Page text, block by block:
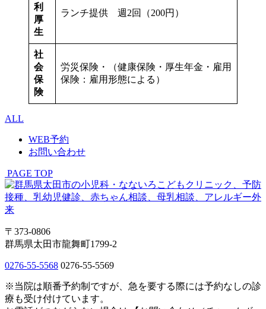
利
厚
生
ランチ提供 週2回（200円）
社
会
保
険
労災保険・（健康保険・厚生年金・雇用
保険：雇用形態による）
ALL
WEB予約
お問い合わせ
PAGE TOP
〒373-0806
群馬県太田市龍舞町1799-2
0276-55-5568 0276-55-5569
※当院は順番予約制ですが、急を要する際には予約なしの診
療も受け付けています。